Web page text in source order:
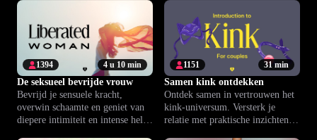
met Climax™.
band.
4 u 10 min
1394
De seksueel bevrijde vrouw
Bevrijd je sensuele kracht,
overwin schaamte en geniet van
diepere intimiteit en intense hele-
31 min
1151
Samen kink ontdekken
Ontdek samen in vertrouwen het
kink-universum. Versterk je
relatie met praktische inzichten